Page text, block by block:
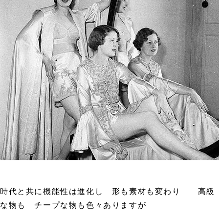
時代と共に機能性は進化し 形も素材も変わり 高級
な物も チープな物も色々ありますが